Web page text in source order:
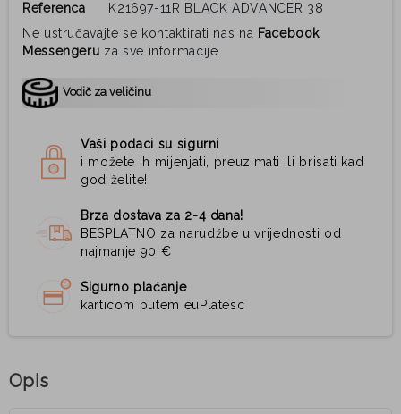
Referenca
K21697-11R BLACK ADVANCER 38
Ne ustručavajte se kontaktirati nas na Facebook
Messengeru za sve informacije.
Vodič za veličinu
Vaši podaci su sigurni
i možete ih mijenjati, preuzimati ili brisati kad
god želite!
Brza dostava za 2-4 dana!
BESPLATNO za narudžbe u vrijednosti od
najmanje 90 €
Sigurno plaćanje
karticom putem euPlatesc
Opis